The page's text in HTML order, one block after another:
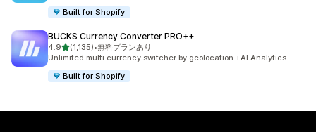
Built for Shopify
BUCKS Currency Converter PRO++
4.95つ星中
(1,135)
合計レビュー数：1135件
•無料プランあり
Unlimited multi currency switcher by geolocation +AI Analytics
Built for Shopify